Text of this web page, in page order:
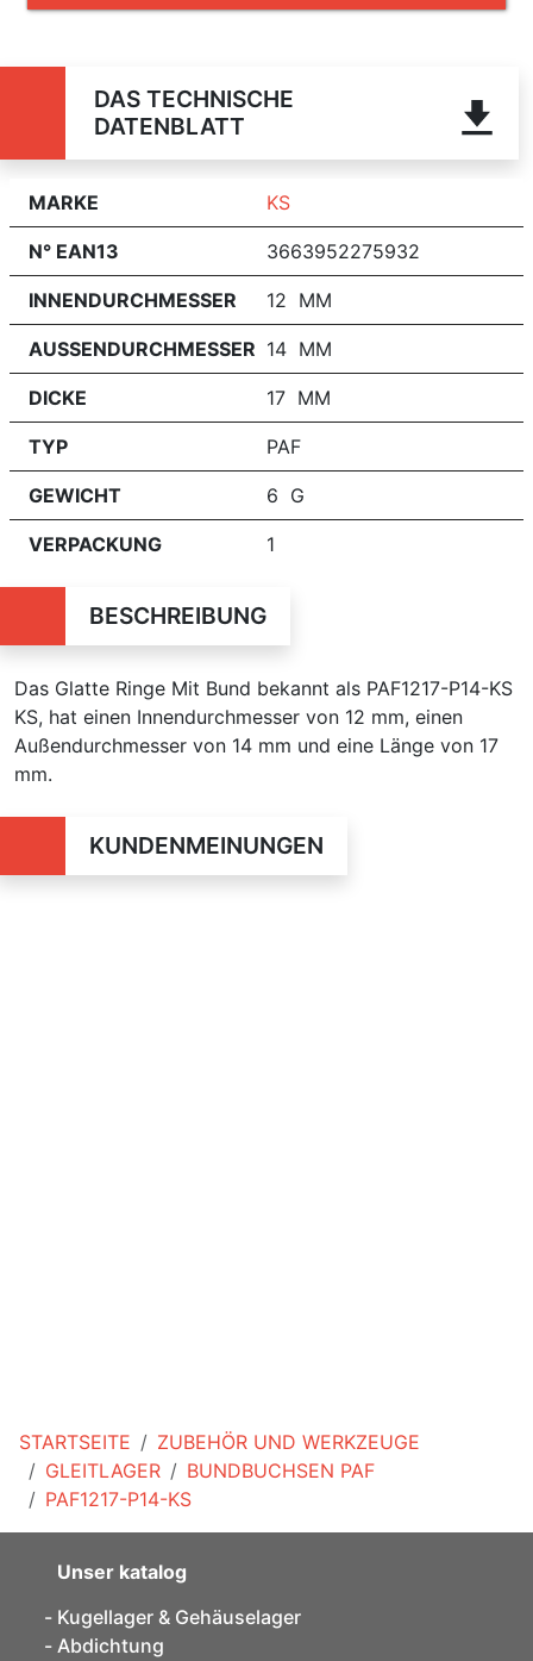
STARTSEITE
ZUBEHÖR UND WERKZEUGE
GLEITLAGER
BUNDBUCHSEN PAF
PAF1217-P14-KS
DAS TECHNISCHE
DATENBLATT
MARKE KS
N° EAN13 3663952275932
INNENDURCHMESSER 12 MM
AUSSENDURCHMESSER 14 MM
DICKE 17 MM
TYP PAF
GEWICHT 6 G
VERPACKUNG 1
BESCHREIBUNG
Das Glatte Ringe Mit Bund bekannt als PAF1217-P14-KS
KS, hat einen Innendurchmesser von 12 mm, einen
Außendurchmesser von 14 mm und eine Länge von 17
mm.
KUNDENMEINUNGEN
Unser katalog
Kugellager & Gehäuselager
Abdichtung